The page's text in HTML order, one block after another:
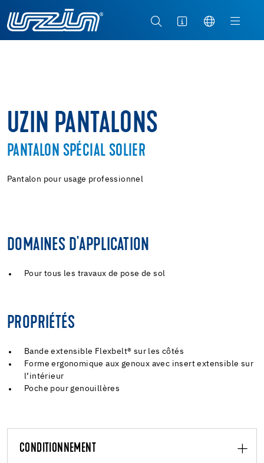
UZIN PANTALONS
PANTALON SPÉCIAL SOLIER
Pantalon pour usage professionnel
DOMAINES D'APPLICATION
Pour tous les travaux de pose de sol
PROPRIÉTÉS
Bande extensible Flexbelt® sur les côtés
Forme ergonomique aux genoux avec insert extensible sur
l’intérieur
Poche pour genouillères
CONDITIONNEMENT